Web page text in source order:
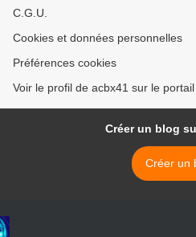
C.G.U.
Cookies et données personnelles
Préférences cookies
Voir le profil de acbx41 sur le
Créer un blog
Créer un